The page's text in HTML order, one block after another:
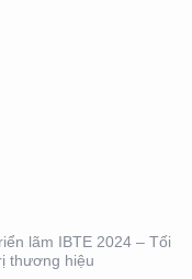
lãm IBTE 2024 – Tối
thương hiệu